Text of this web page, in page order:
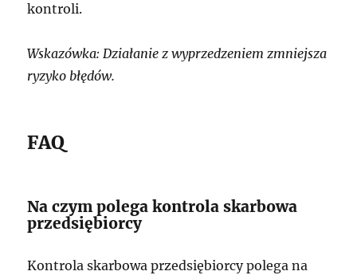
kontroli.
Wskazówka: Działanie z wyprzedzeniem zmniejsza
ryzyko błędów.
FAQ
Na czym polega kontrola skarbowa
przedsiębiorcy
Kontrola skarbowa przedsiębiorcy polega na